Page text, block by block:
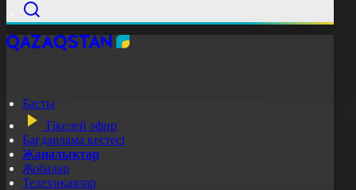
Басты
Тікелей эфир
Бағдарлама кестесі
Жаңалықтар
Жобалар
Телехикаялар